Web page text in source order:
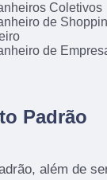
Coletivos
de
de
Padrão
além de